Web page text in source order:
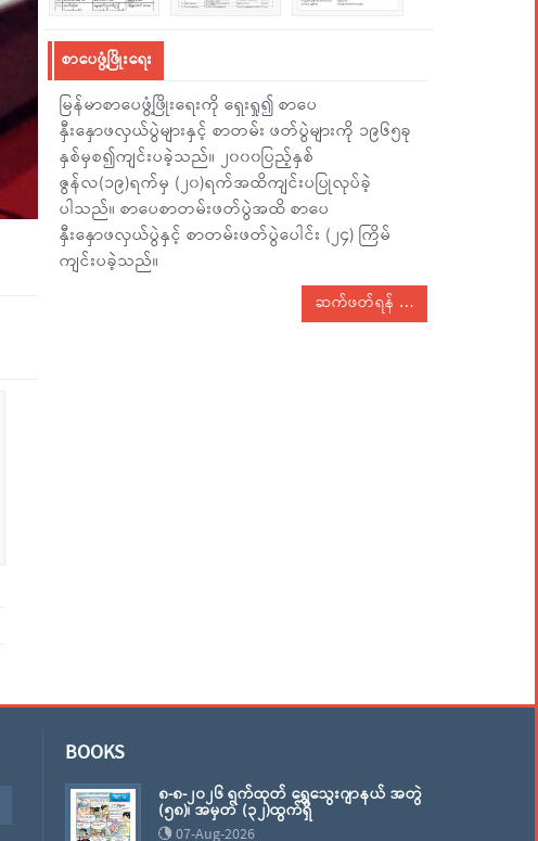
စာပေဖွံ့ဖြိုးရေး
မြန်မာစာပေဖွံ့ဖြိုးရေးကို ရှေးရှု၍ စာပေ
နှီးနှောဖလှယ်ပွဲများနှင့် စာတမ်း ဖတ်ပွဲများကို ၁၉၆၅ခု
နှစ်မှစ၍ကျင်းပခဲ့သည်။ ၂၀၀၀ပြည့်နှစ်
ဇွန်လ(၁၉)ရက်မှ (၂၀)ရက်အထိကျင်းပပြုလုပ်ခဲ့
ပါသည်။ စာပေစာတမ်းဖတ်ပွဲအထိ စာပေ
နှီးနှောဖလှယ်ပွဲနှင့် စာတမ်းဖတ်ပွဲပေါင်း (၂၄) ကြိမ်
ကျင်းပခဲ့သည်။
ဆက်ဖတ်ရန်
BOOKS
၈-၈-၂၀၂၆ ရက်ထုတ် ရွှေသွေးဂျာနယ် အတွဲ
(၅၈)၊ အမှတ် (၃၂)ထွက်ရှိ
07-Aug-2026